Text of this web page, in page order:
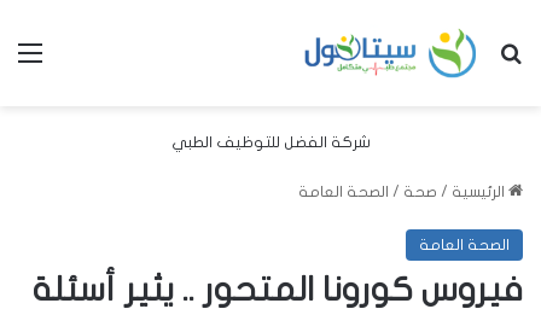
بحث عن
شركة الفضل للتوظيف الطبي
الرئيسية / صحة / الصحة العامة
الصحة العامة
فيروس كورونا المتحور .. يثير أسئلة